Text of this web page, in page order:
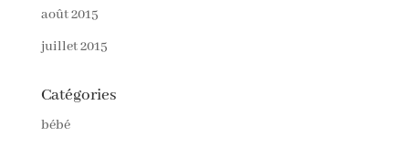
août 2015
juillet 2015
Catégories
bébé